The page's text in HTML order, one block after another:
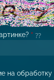
*
на обработку